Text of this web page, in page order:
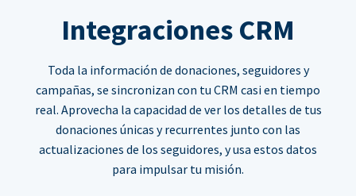
Integraciones CRM
Toda la información de donaciones, seguidores y
campañas, se sincronizan con tu CRM casi en tiempo
real. Aprovecha la capacidad de ver los detalles de tus
donaciones únicas y recurrentes junto con las
actualizaciones de los seguidores, y usa estos datos
para impulsar tu misión.